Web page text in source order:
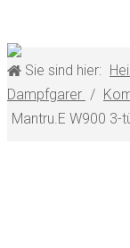
Sie sind hier:
Dampfgarer /
Mantru.E W900